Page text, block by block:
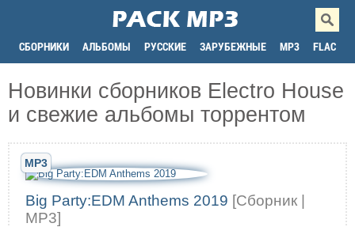
СБОРНИКИ АЛЬБОМЫ РУССКИЕ ЗАРУБЕЖНЫЕ MP3 FLAC
Новинки сборников Electro House
и свежие альбомы торрентом
MP3
Big Party:EDM Anthems 2019 [Сборник |
MP3]